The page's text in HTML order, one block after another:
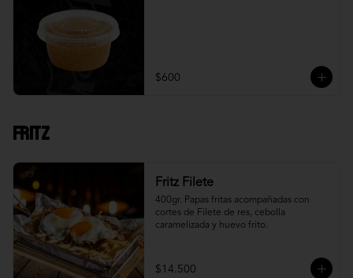
$600
Fritz
Fritz Filete
400gr. Papas fritas acompañadas con
cortes de Filete de res, cebolla
caramelizada y huevo frito.
$14.500